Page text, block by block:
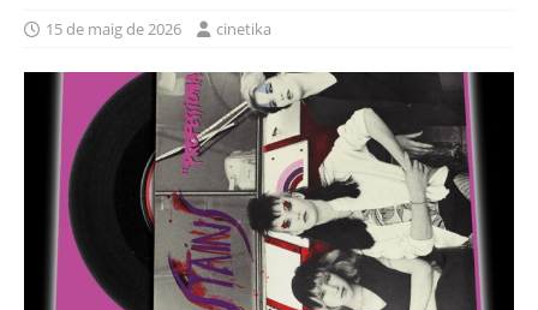
15 de maig de 2026 cinetika